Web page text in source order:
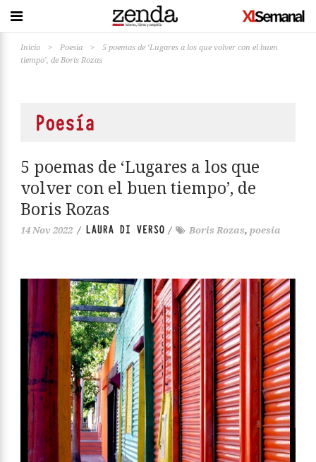
Inicio > Poesía >
5 poemas de ‘Lugares a los que volver con el buen
tiempo’, de Boris Rozas
Poesía
5 poemas de ‘Lugares a los que
volver con el buen tiempo’, de
Boris Rozas
14 Nov 2022 / LAURA DI VERSO / Boris Rozas, poesía